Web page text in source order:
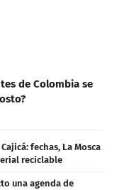
de Colombia se
fechas, La Mosca
reciclable
una agenda de